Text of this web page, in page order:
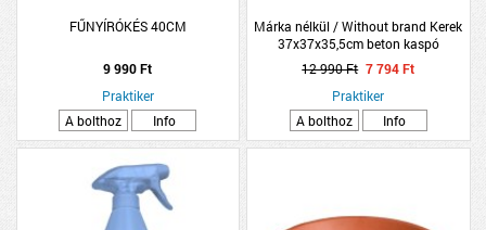
FŰNYÍRÓKÉS 40CM
9 990 Ft
Praktiker
A bolthoz
Info
Márka nélkül / Without brand Kerek
37x37x35,5cm beton kaspó
12 990 Ft 7 794 Ft
Praktiker
A bolthoz
Info